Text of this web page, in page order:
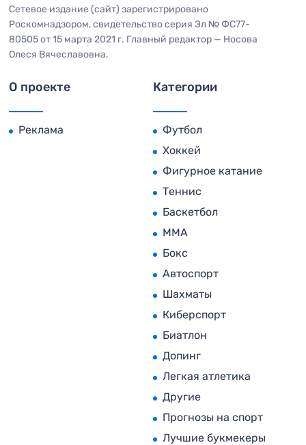
Сетевое издание (сайт) зарегистрировано
Роскомнадзором, свидетельство серия Эл № ФС77-
80505 от 15 марта 2021 г. Главный редактор — Носова
Олеся Вячеславовна.
О проекте
Реклама
Категории
Футбол
Хоккей
Фигурное катание
Теннис
Баскетбол
MMA
Бокс
Автоспорт
Шахматы
Киберспорт
Биатлон
Допинг
Легкая атлетика
Другие
Прогнозы на спорт
Лучшие букмекеры